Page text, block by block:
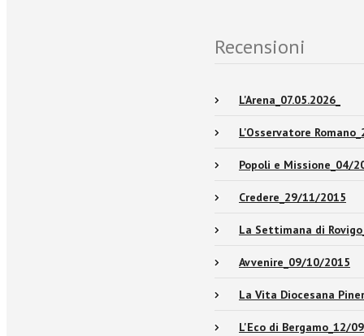
Recensioni
L'Arena_07.05.2026_
L'Osservatore
Popoli e Missione_04/
Credere_29/11/2015
La Settimana di
Avvenire_09/10/2015
La Vita Diocesana
L'Eco di Bergamo_12/